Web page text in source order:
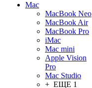
Mac
MacBook Neo
MacBook Air
MacBook Pro
iMac
Mac mini
Apple Vision
Pro
Mac Studio
+ ЕЩЕ 1